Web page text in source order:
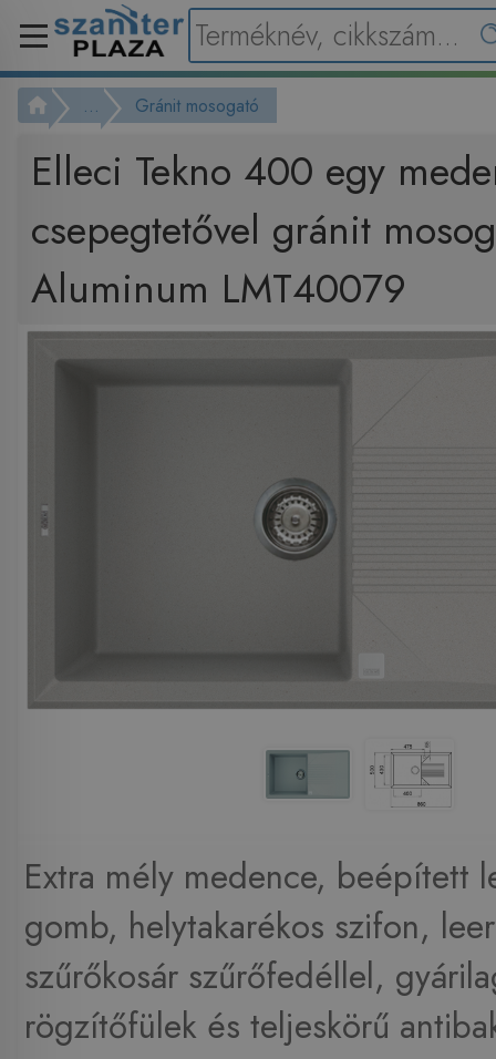
... Gránit mosogató
Elleci Tekno 400 egy
csepegtetővel gránit
Aluminum LMT40079
Extra mély medence, beépített
gomb, helytakarékos szifon,
szűrőkosár szűrőfedéllel,
rögzítőfülek és teljeskörű